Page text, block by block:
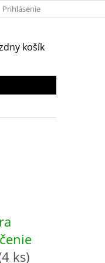
Prihlásenie
košík
ks)